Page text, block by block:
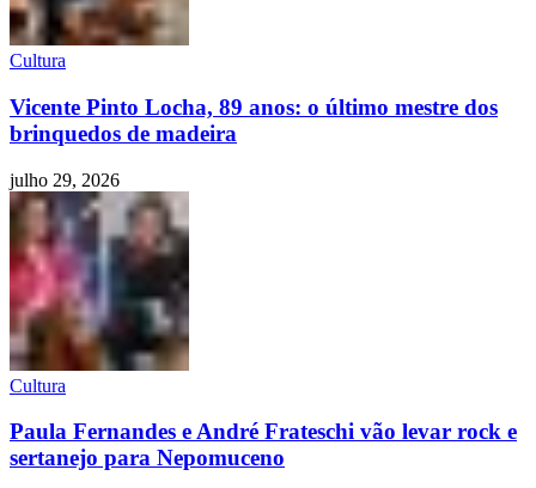
Cultura
Vicente Pinto Locha, 89 anos: o último mestre dos
brinquedos de madeira
julho 29, 2026
Cultura
Paula Fernandes e André Frateschi vão levar rock e
sertanejo para Nepomuceno